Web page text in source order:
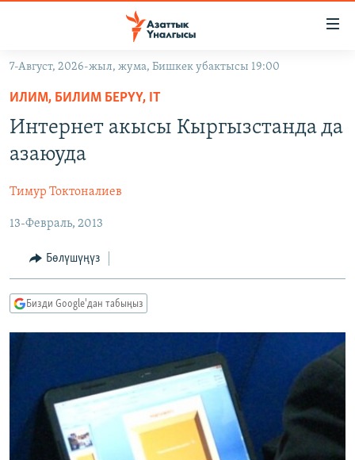
Навигацияга
өтүңүз
Издөөгө
салыңызКЫРГЫЗСТАН
ЭКОНОМИКА
МАДАНИЯТ
БОРБОР АЗИЯ
УКРАИНА
АТАЙЫН ИЛИКТӨӨ
ТВ ПРОГРАММАЛАР
БҮГҮН АЗАТТЫКТА
БИЗ ЖАНА ДҮЙНӨ
АЗАТТЫК+
ЫҢГАЙСЫЗ СУРООЛОР
ПОДКАСТ
ӨЗГӨЧӨ ПИКИР
7-Август, 2026-жыл, жума, Бишкек убактысы 19:00
ИЛИМ, БИЛИМ БЕРҮҮ, IT
Интернет акысы Кыргызстанда да
азаюуда
Тимур Токтоналиев
13-Февраль, 2013
Бөлүшүңүз
Бизди Google'дан табыңыз